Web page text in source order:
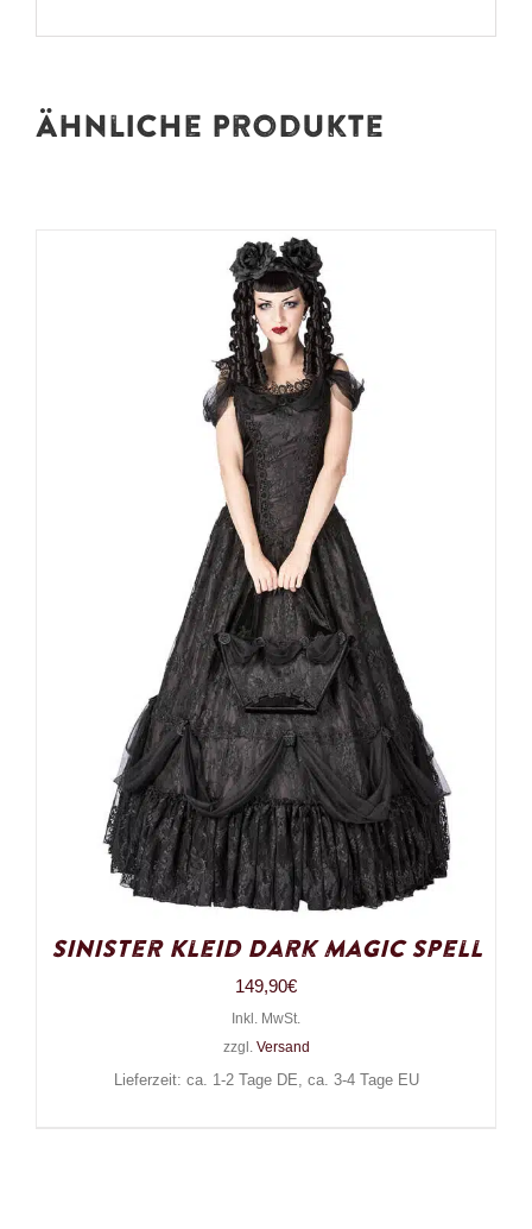
Ähnliche Produkte
Sinister Kleid Dark Magic Spell
149,90€
Inkl. MwSt.
zzgl. Versand
Lieferzeit: ca. 1-2 Tage DE, ca. 3-4 Tage EU